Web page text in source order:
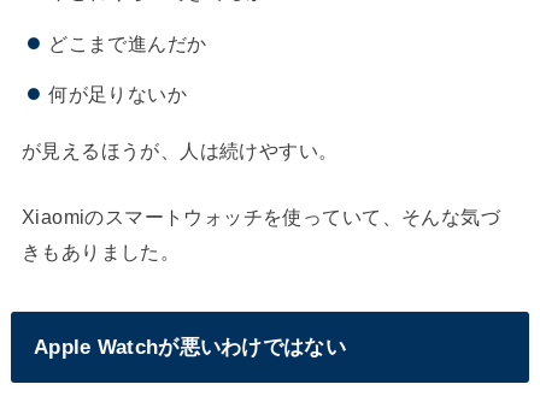
どこまで進んだか
何が足りないか
が見えるほうが、人は続けやすい。
Xiaomiのスマートウォッチを使っていて、そんな気づ
きもありました。
Apple Watchが悪いわけではない